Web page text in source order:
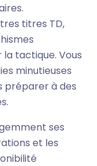
titres TD,
tactique. Vous
minutieuses
préparer à des
ses
et les